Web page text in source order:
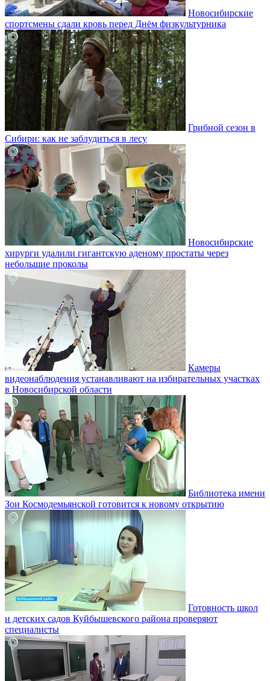
Новосибирские
спортсмены сдали кровь перед Днём физкультурника
Грибной сезон в
Сибири: как не заблудиться в лесу
Новосибирские
хирурги удалили гигантскую аденому простаты через
небольшие проколы
Камеры
видеонаблюдения устанавливают на избирательных участках
в Новосибирской области
Библиотека имени
Зои Космодемьянской готовится к новому открытию
Готовность школ
и детских садов Куйбышевского района проверяют
специалисты